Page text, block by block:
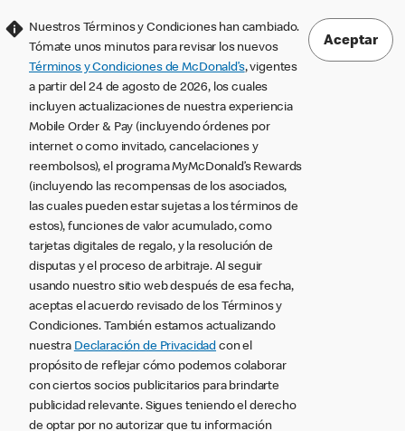
Nuestros Términos y Condiciones han cambiado.
Tómate unos minutos para revisar los nuevos
Términos y Condiciones de McDonald’s, vigentes
a partir del 24 de agosto de 2026, los cuales
incluyen actualizaciones de nuestra experiencia
Mobile Order & Pay (incluyendo órdenes por
internet o como invitado, cancelaciones y
reembolsos), el programa MyMcDonald’s Rewards
(incluyendo las recompensas de los asociados,
las cuales pueden estar sujetas a los términos de
estos), funciones de valor acumulado, como
tarjetas digitales de regalo, y la resolución de
disputas y el proceso de arbitraje. Al seguir
usando nuestro sitio web después de esa fecha,
aceptas el acuerdo revisado de los Términos y
Condiciones. También estamos actualizando
nuestra Declaración de Privacidad con el
propósito de reflejar cómo podemos colaborar
con ciertos socios publicitarios para brindarte
publicidad relevante. Sigues teniendo el derecho
de optar por no autorizar que tu información
Aceptar